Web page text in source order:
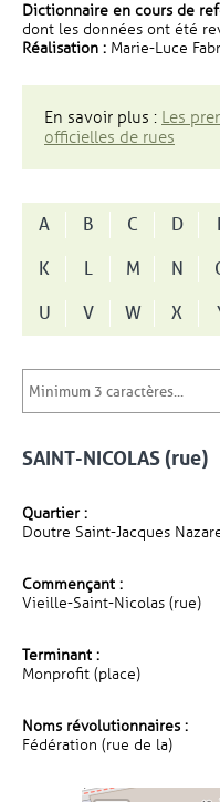
Dictionnaire en cours de
dont les données ont été
Réalisation : Marie-Luce
En savoir plus : Les
officielles de rues
A B C D
K
L M N
U
V W X
SAINT-NICOLAS (rue)
Quartier :
Doutre Saint-Jacques
Commençant :
Vieille-Saint-Nicolas (rue)
Terminant :
Monprofit (place)
Noms révolutionnaires :
Fédération (rue de la)